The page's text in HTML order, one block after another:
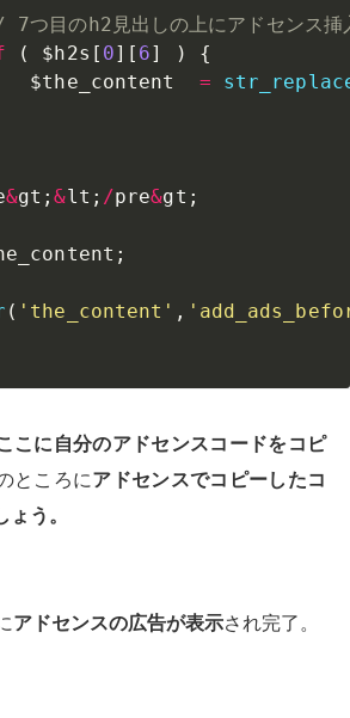
つ目のh2見出しの上にアドセンス挿
( $h2s [ 0] [ 6] )
{
$the_content
=
&gt ;&lt ; /pre&gt ;
;
( 'the_content' ,
こに自分のアドセンスコードをコピ
ところにアドセンスでコピーしたコ
う。
アドセンスの広告が表示され完了。